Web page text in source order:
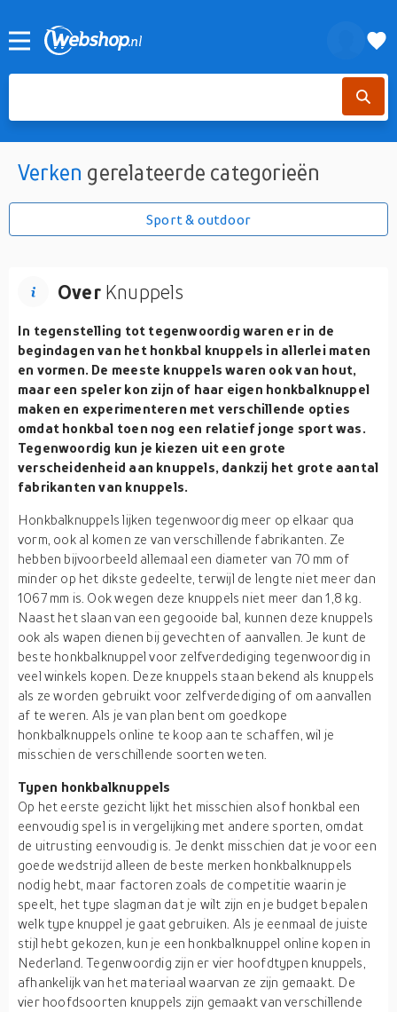
Verken gerelateerde categorieën
Sport & outdoor
OverKnuppels
In tegenstelling tot tegenwoordig waren er in de
begindagen van het honkbal knuppels in allerlei maten
en vormen. De meeste knuppels waren ook van hout,
maar een speler kon zijn of haar eigen honkbalknuppel
maken en experimenteren met verschillende opties
omdat honkbal toen nog een relatief jonge sport was.
Tegenwoordig kun je kiezen uit een grote
verscheidenheid aan knuppels, dankzij het grote aantal
fabrikanten van knuppels.
Honkbalknuppels lijken tegenwoordig meer op elkaar qua
vorm, ook al komen ze van verschillende fabrikanten. Ze
hebben bijvoorbeeld allemaal een diameter van 70 mm of
minder op het dikste gedeelte, terwijl de lengte niet meer dan
1067 mm is. Ook wegen deze knuppels niet meer dan 1,8 kg.
Naast het slaan van een gegooide bal, kunnen deze knuppels
ook als wapen dienen bij gevechten of aanvallen. Je kunt de
beste honkbalknuppel voor zelfverdediging tegenwoordig in
veel winkels kopen. Deze knuppels staan bekend als knuppels
als ze worden gebruikt voor zelfverdediging of om aanvallen
af te weren. Als je van plan bent om goedkope
honkbalknuppels online te koop aan te schaffen, wil je
misschien de verschillende soorten weten.
Typen honkbalknuppels
Op het eerste gezicht lijkt het misschien alsof honkbal een
eenvoudig spel is in vergelijking met andere sporten, omdat
de uitrusting eenvoudig is. Je denkt misschien dat je voor een
goede wedstrijd alleen de beste merken honkbalknuppels
nodig hebt, maar factoren zoals de competitie waarin je
speelt, het type slagman dat je wilt zijn en je budget bepalen
welk type knuppel je gaat gebruiken. Als je eenmaal de juiste
stijl hebt gekozen, kun je een honkbalknuppel online kopen in
Nederland. Tegenwoordig zijn er vier hoofdtypen knuppels,
afhankelijk van het materiaal waarvan ze zijn gemaakt. De
vier hoofdsoorten knuppels zijn gemaakt van verschillende